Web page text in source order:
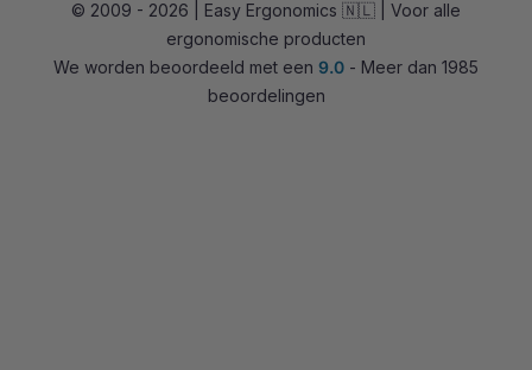
Zit-sta bureaus
© 2009 - 2026 | Easy Ergonomics 🇳🇱 | Voor alle
ergonomische producten
We worden beoordeeld met een 9.0 - Meer dan 1985
beoordelingen